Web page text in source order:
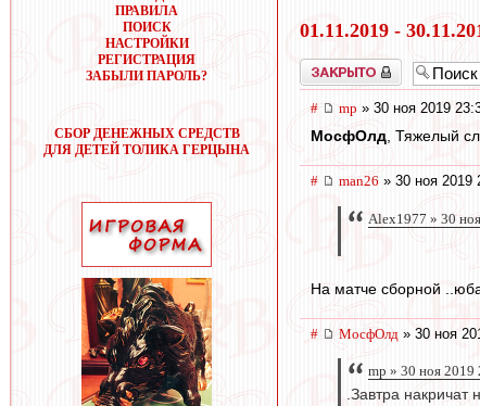
ПРАВИЛА
ПОИСК
НАСТРОЙКИ
РЕГИСТРАЦИЯ
ЗАБЫЛИ ПАРОЛЬ?
СБОР ДЕНЕЖНЫХ СРЕДСТВ
ДЛЯ ДЕТЕЙ ТОЛИКА ГЕРЦЫНА
01.11.2019 -
Закрыто
# mp » 30 ноя 2019
МосфОлд, Тяжелый
# man26 » 30 ноя 2019
Alex1977 » 30
На матче сборной ..юба
# МосфОлд » 30 ноя
mp » 30 ноя 2019
.Завтра накричат